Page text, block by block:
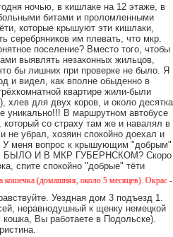
ночью, в кишлаке на 12 этаже, в
битами и проломленными
которые крышуют эти кишлаки,
серебряников им плевать, что мкр.
поселение? Вместо того, чтобы
выявлять незаконных жильцов,
бы лишних при проверке не было. Я
и видел, как вполне обыденно в
квартире жили-были
хлев для двух коров, и около десятка
уникально!!! В маршрутном автобусе
который со страху там же и навалял в
не убрал, хозяин спокойно доехал и
У меня вопрос к крышующим "добрым"
И В МКР ГУБЕРНСКОМ? Скоро
спите спокойно "добрые" тёти
(домашняя, около 5 месяцев). Окрас -
Уездная дом 3 подъезд 1.
неравнодушный к щенку немецкой
Вы работаете в Подольске).